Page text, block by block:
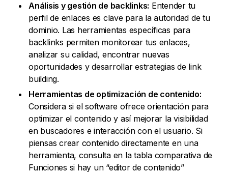
Análisis y gestión de backlinks: Entender tu
perfil de enlaces es clave para la autoridad de tu
dominio. Las herramientas específicas para
backlinks permiten monitorear tus enlaces,
analizar su calidad, encontrar nuevas
oportunidades y desarrollar estrategias de link
building.
Herramientas de optimización de contenido:
Considera si el software ofrece orientación para
optimizar el contenido y así mejorar la visibilidad
en buscadores e interacción con el usuario. Si
piensas crear contenido directamente en una
herramienta, consulta en la tabla comparativa de
Funciones si hay un “editor de contenido”